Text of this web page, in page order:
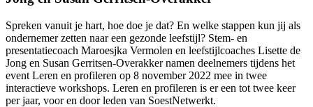
Spreken vanuit je hart, hoe doe je dat? En welke stappen kun jij als
ondernemer zetten naar een gezonde leefstijl? Stem- en
presentatiecoach Maroesjka Vermolen en leefstijlcoaches Lisette de
Jong en Susan Gerritsen-Overakker namen deelnemers tijdens het
event Leren en profileren op 8 november 2022 mee in twee
interactieve workshops. Leren en profileren is er een tot twee keer
per jaar, voor en door leden van SoestNetwerkt.